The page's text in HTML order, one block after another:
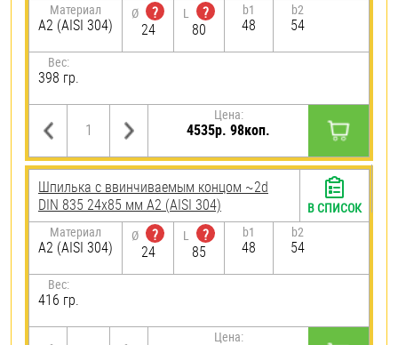
Материал
А2 (AISI 304)
Ø
?
24
L
?
80
b1
48
b2
54
Вес:
398 гр.
Цена:
4535р. 98коп.
Шпилька c ввинчиваемым концом ~2d
DIN 835 24х85 мм А2 (AISI 304)
Материал
А2 (AISI 304)
Ø
?
24
L
?
85
b1
48
b2
54
Вес:
416 гр.
Цена:
В СПИСОК